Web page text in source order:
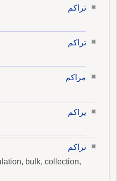
تراكم
تراكم
مراكم
يراكم
تراكم
bulk, collection,